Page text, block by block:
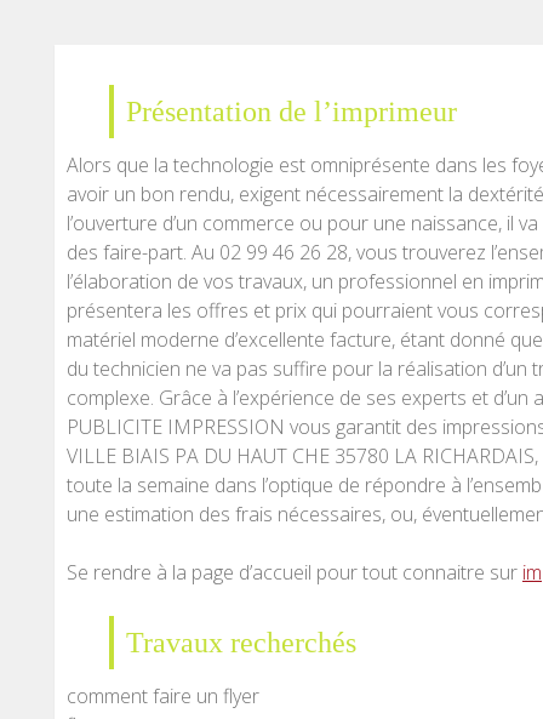
Présentation de l’imprimeur
Alors que la technologie est omniprésente dans les
avoir un bon rendu, exigent nécessairement la
l’ouverture d’un commerce ou pour une naissance, il
des faire-part. Au 02 99 46 26 28, vous trouverez
l’élaboration de vos travaux, un professionnel en
présentera les offres et prix qui pourraient vous
matériel moderne d’excellente facture, étant donné
du technicien ne va pas suffire pour la réalisation d’un
complexe. Grâce à l’expérience de ses experts et
PUBLICITE IMPRESSION vous garantit des
VILLE BIAIS PA DU HAUT CHE 35780 LA
toute la semaine dans l’optique de répondre à
une estimation des frais nécessaires, ou,
Se rendre à la page d’accueil pour tout connaitre sur
Travaux recherchés
comment faire un flyer